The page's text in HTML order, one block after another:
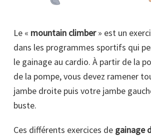
Le « mountain climber» est un
dans les programmes sportifs qui
le gainage au cardio. À partir de la
de la pompe, vous devez ramener
jambe droite puis votre jambe
buste.
Ces différents exercices de gainage